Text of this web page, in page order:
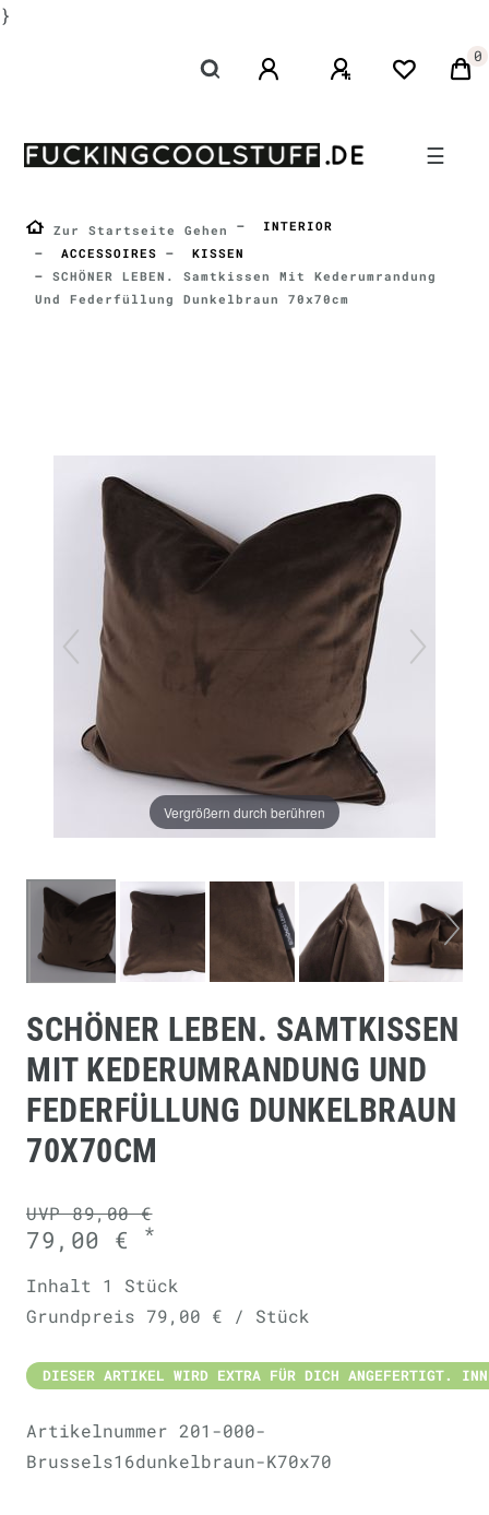
}
0
☰
Zur Startseite Gehen
INTERIOR
ACCESSOIRES
KISSEN
SCHÖNER LEBEN. Samtkissen Mit Kederumrandung
Und Federfüllung Dunkelbraun 70x70cm
Vergrößern durch berühren
SCHÖNER LEBEN. SAMTKISSEN
MIT KEDERUMRANDUNG UND
FEDERFÜLLUNG DUNKELBRAUN
70X70CM
UVP 89,00 €
79,00 € *
Inhalt 1 Stück
Grundpreis 79,00 € / Stück
DIESER ARTIKEL WIRD EXTRA FÜR DICH ANGEFERTIGT.
Artikelnummer 201-000-
Brussels16dunkelbraun-K70x70